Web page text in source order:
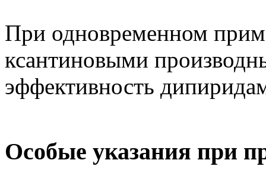
При одновременном
ксантиновыми
эффективность
Особые указания при